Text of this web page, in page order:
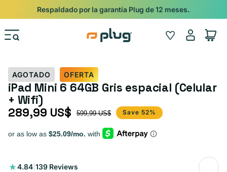
Ir al contenido
Respaldado por la garantía Plug de 12 meses.
Wishlist
Iniciar
sesión
Carrito
AGOTADO OFERTA
iPad Mini 6 64GB Gris espacial (Celular
+ Wifi)
Precio de oferta
289,99 US$
Precio habitual 599,99 US$ Save 52%
4.84 139 Reviews
139